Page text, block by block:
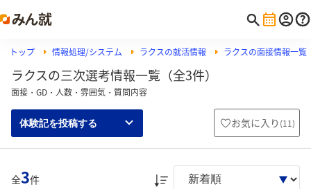
トップ 情報処理/システム ラクスの就活情報 ラクスの面接情報一覧
ラクスの三次選考情報一覧（全3件）
面接・GD・人数・雰囲気・質問内容
体験記を投稿する お気に入り (11)
全3件